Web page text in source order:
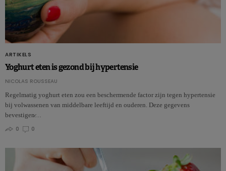
ARTIKELS
Yoghurt eten is gezond bij hypertensie
NICOLAS ROUSSEAU
Regelmatig yoghurt eten zou een beschermende factor zijn tegen hypertensie
bij volwassenen van middelbare leeftijd en ouderen. Deze gegevens
bevestigen̷…
0
0